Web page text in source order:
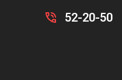
52-20-50